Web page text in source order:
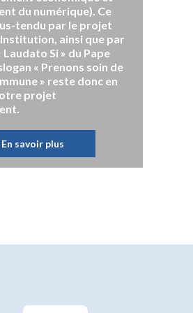
du numérique). Ce
tendu par le projet
ainsi que par
Laudato Si » du Pape
« Prenons soin de
» reste donc en
projet
En savoir plus